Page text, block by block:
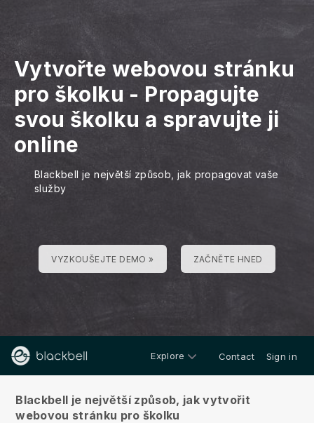
Vytvořte webovou stránku
pro školku - Propagujte
svou školku a spravujte ji
online
Blackbell je největší způsob, jak propagovat vaše
služby
VYZKOUŠEJTE DEMO » ZAČNĚTE HNED
Explore Contact Sign in
Blackbell je největší způsob, jak vytvořit
webovou stránku pro školku